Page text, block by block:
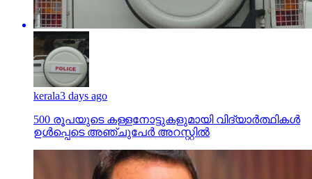
kerala3 days ago
500 രൂപയുടെ കള്ളനോട്ടുകളുമായി വിദ്യാര്‍ത്ഥികള്‍
ഉള്‍പ്പെടെ അഞ്ചുപേര്‍ അറസ്റ്റില്‍